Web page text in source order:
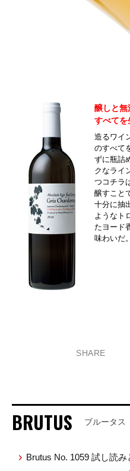
醸しと無
すべてを
造るワイ
のすべて
ずに瓶詰
クなライ
つコチラ
醸すこと
十分に抽
ようなト
たヨード
味わいだ
SHARE
BRUTUS ブルータス
Brutus No. 1059 試し読み